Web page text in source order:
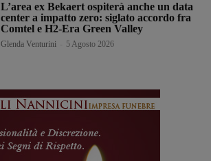
L’area ex Bekaert ospiterà anche un data
center a impatto zero: siglato accordo fra
Comtel e H2-Era Green Valley
Glenda Venturini 5 Agosto 2026